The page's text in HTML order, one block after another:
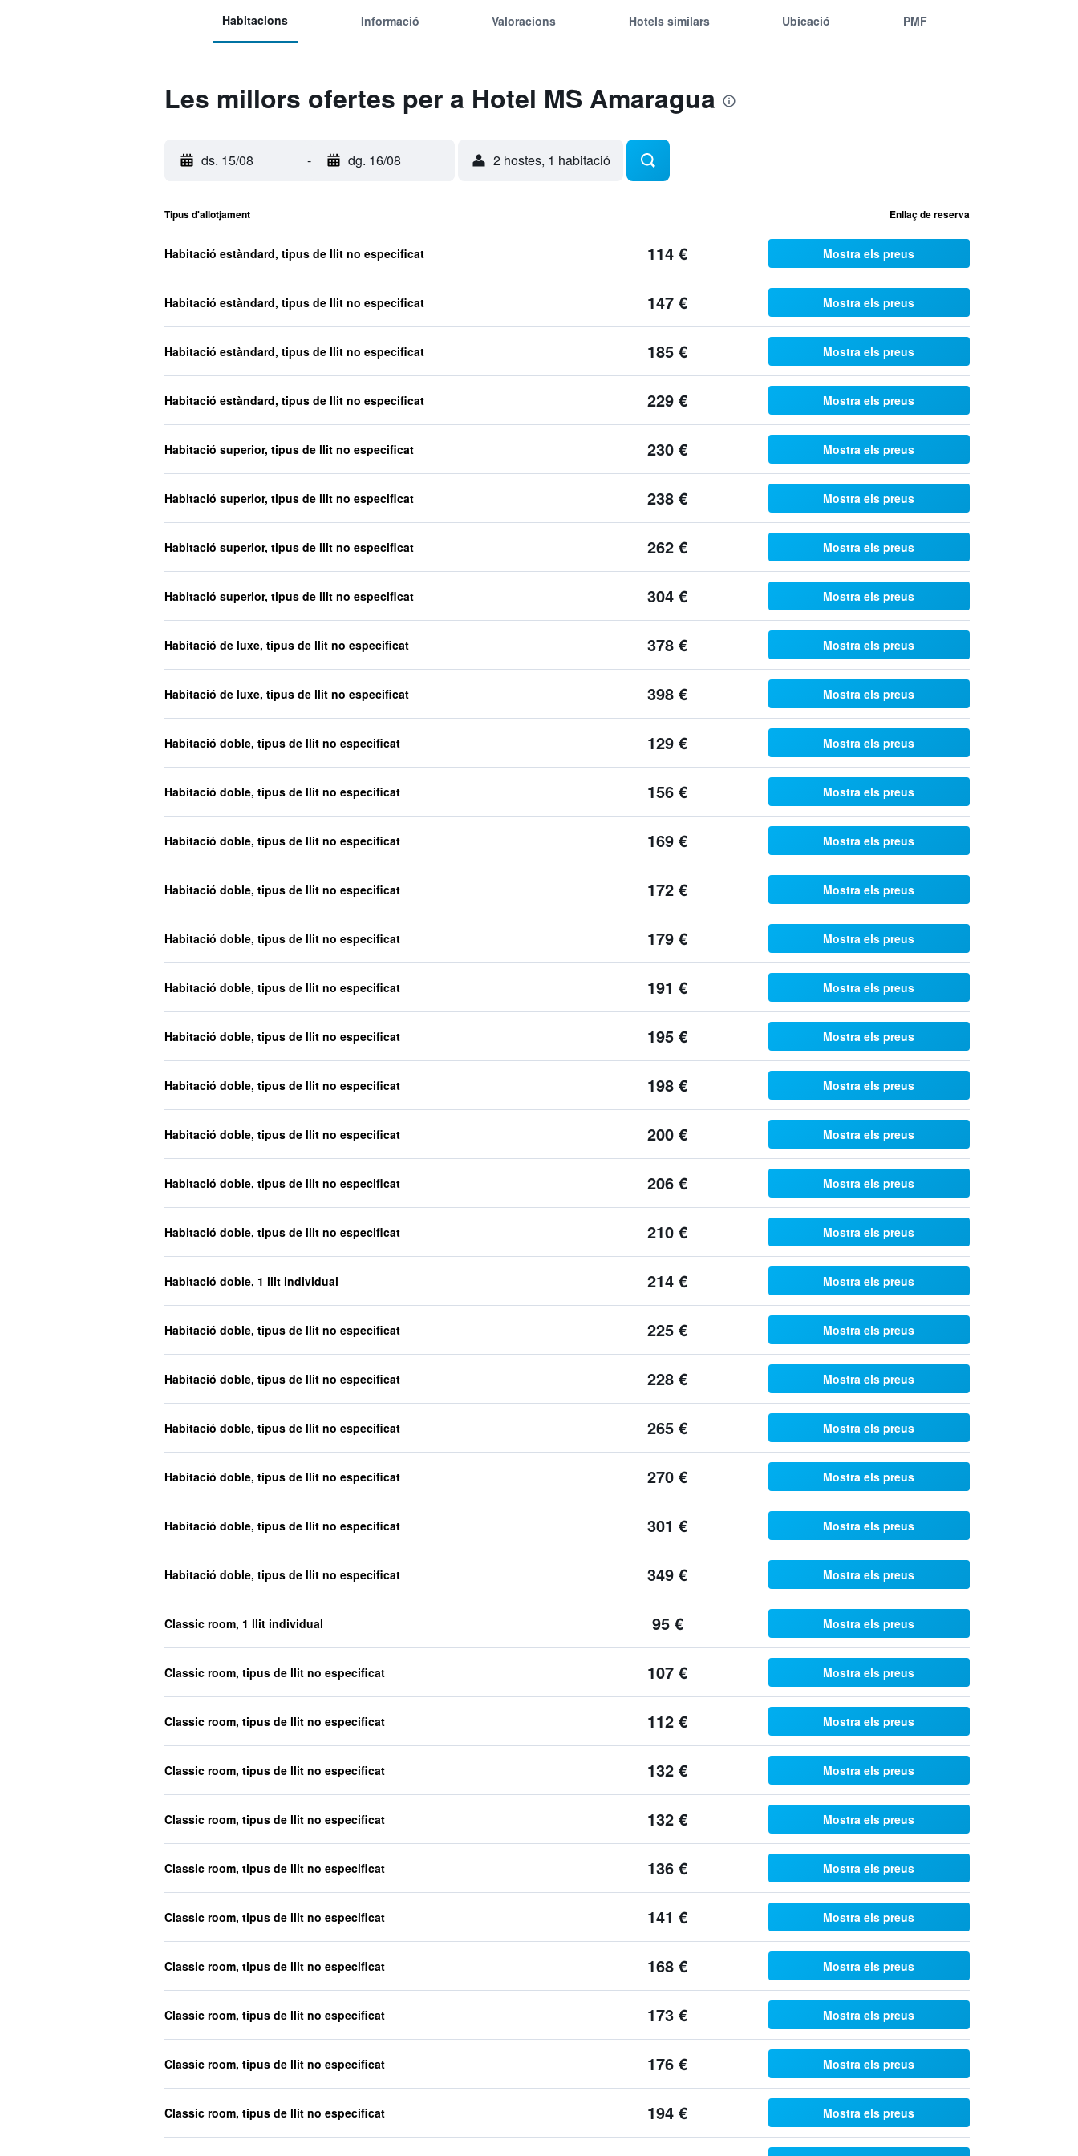
Habitacions Informació Valoracions Hotels similars Ubicació PMF
Les millors ofertes per a Hotel MS Amaragua
ds. 15/08 - dg. 16/08 2 hostes, 1 habitació
Tipus d'allotjament Enllaç de reserva
Habitació estàndard, tipus de llit no especificat 114 € Mostra els preus
Habitació estàndard, tipus de llit no especificat 147 € Mostra els preus
Habitació estàndard, tipus de llit no especificat 185 € Mostra els preus
Habitació estàndard, tipus de llit no especificat 229 € Mostra els preus
Habitació superior, tipus de llit no especificat 230 € Mostra els preus
Habitació superior, tipus de llit no especificat 238 € Mostra els preus
Habitació superior, tipus de llit no especificat 262 € Mostra els preus
Habitació superior, tipus de llit no especificat 304 € Mostra els preus
Habitació de luxe, tipus de llit no especificat 378 € Mostra els preus
Habitació de luxe, tipus de llit no especificat 398 € Mostra els preus
Habitació doble, tipus de llit no especificat 129 € Mostra els preus
Habitació doble, tipus de llit no especificat 156 € Mostra els preus
Habitació doble, tipus de llit no especificat 169 € Mostra els preus
Habitació doble, tipus de llit no especificat 172 € Mostra els preus
Habitació doble, tipus de llit no especificat 179 € Mostra els preus
Habitació doble, tipus de llit no especificat 191 € Mostra els preus
Habitació doble, tipus de llit no especificat 195 € Mostra els preus
Habitació doble, tipus de llit no especificat 198 € Mostra els preus
Habitació doble, tipus de llit no especificat 200 € Mostra els preus
Habitació doble, tipus de llit no especificat 206 € Mostra els preus
Habitació doble, tipus de llit no especificat 210 € Mostra els preus
Habitació doble, 1 llit individual 214 € Mostra els preus
Habitació doble, tipus de llit no especificat 225 € Mostra els preus
Habitació doble, tipus de llit no especificat 228 € Mostra els preus
Habitació doble, tipus de llit no especificat 265 € Mostra els preus
Habitació doble, tipus de llit no especificat 270 € Mostra els preus
Habitació doble, tipus de llit no especificat 301 € Mostra els preus
Habitació doble, tipus de llit no especificat 349 € Mostra els preus
Classic room, 1 llit individual 95 € Mostra els preus
Classic room, tipus de llit no especificat 107 € Mostra els preus
Classic room, tipus de llit no especificat 112 € Mostra els preus
Classic room, tipus de llit no especificat 132 € Mostra els preus
Classic room, tipus de llit no especificat 132 € Mostra els preus
Classic room, tipus de llit no especificat 136 € Mostra els preus
Classic room, tipus de llit no especificat 141 € Mostra els preus
Classic room, tipus de llit no especificat 168 € Mostra els preus
Classic room, tipus de llit no especificat 173 € Mostra els preus
Classic room, tipus de llit no especificat 176 € Mostra els preus
Classic room, tipus de llit no especificat 194 € Mostra els preus